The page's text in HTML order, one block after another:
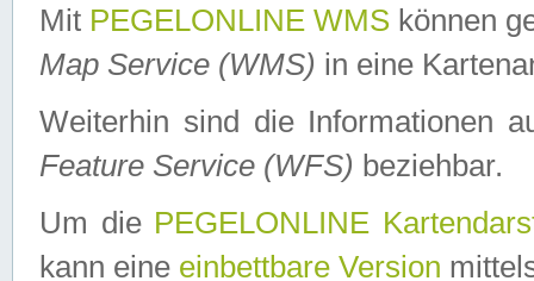
Mit PEGELONLINE WMS können
Map Service (WMS) in eine
Weiterhin sind die Informationen
Feature Service (WFS) beziehbar.
Um die PEGELONLINE
kann eine einbettbare Version